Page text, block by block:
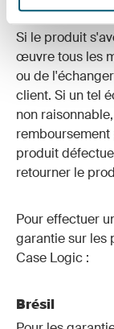
vous avez
Si le produit
œuvre tous les
ou de
client. Si un tel
non
produit
retourner le
Pour effectuer
garantie sur les
Case Logic :
Brésil